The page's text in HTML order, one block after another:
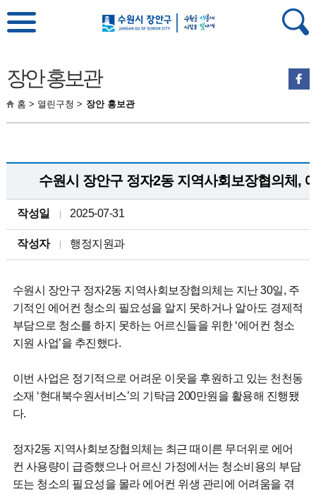
장안 홍보관
홈 > 열린구청 > 장안 홍보관
수원시 장안구 정자2동 지역사회보장협의체,
작성일 2025-07-31
작성자 행정지원과
수원시 장안구 정자2동 지역사회보장협의체는 지난 30일, 주
기적인 에어컨 청소의 필요성을 알지 못하거나 알아도 경제적
부담으로 청소를 하지 못하는 어르신들을 위한 ‘에어컨 청소
지원 사업’을 추진했다.
이번 사업은 정기적으로 어려운 이웃을 후원하고 있는 천천동
소재 ‘현대북수원서비스’의 기탁금 200만원을 활용해 진행됐
다.
정자2동 지역사회보장협의체는 최근 때이른 무더위로 에어
컨 사용량이 급증했으나 어르신 가정에서는 청소비용의 부담
또는 청소의 필요성을 몰라 에어컨 위생 관리에 어려움을 겪